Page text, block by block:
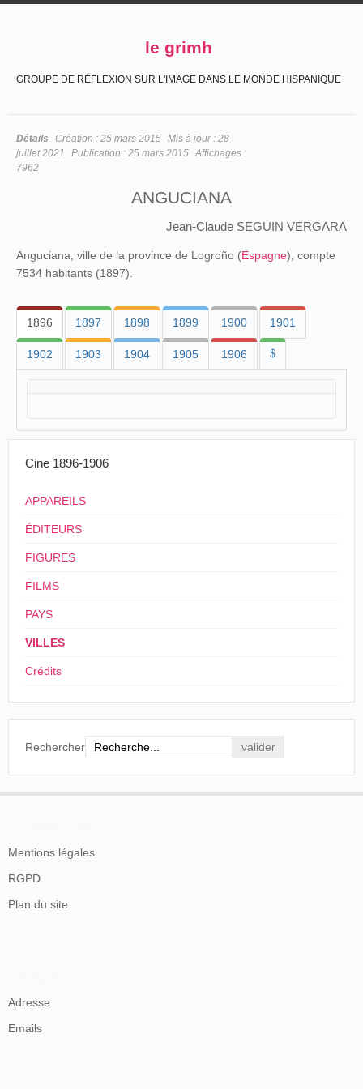
le grimh
GROUPE DE RÉFLEXION SUR L'IMAGE DANS LE MONDE HISPANIQUE
Détails Création : 25 mars 2015 Mis à jour : 28
juillet 2021
Publication : 25 mars 2015 Affichages :
7962
ANGUCIANA
Jean-Claude SEGUIN VERGARA
Anguciana, ville de la province de Logroño (Espagne), compte
7534 habitants (1897).
1896 1897 1898 1899 1900 1901
1902 1903 1904 1905 1906 $
Cine 1896-1906
APPAREILS
ÉDITEURS
FIGURES
FILMS
PAYS
VILLES
Crédits
Rechercher
Mentions légales
RGPD
Plan du site
Adresse
Emails